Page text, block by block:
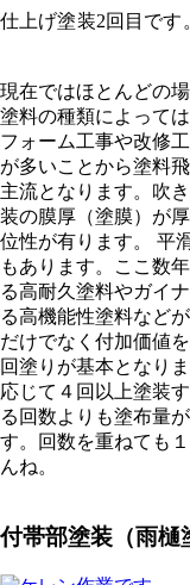
仕上げ塗装2回目です
現在ではほとんどの
塗料の種類によって
フォーム工事や改修
が多いことから塗料
主流となります。吹
装の膜厚（塗膜）が
位性が有ります。 平
もあります。ここ数
る高耐久塗料やガイ
る高機能性塗料など
だけでなく付加価値
回塗りが基本となり
応じて４回以上塗装
る回数よりも塗布量
す。回数を重ねても
んね。
付帯部塗装（雨樋